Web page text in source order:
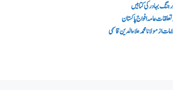
جنگ بہادر کی کتابیں
عامہ افواج پاکستان
از مولانا محمد علاء الدین قاسمی